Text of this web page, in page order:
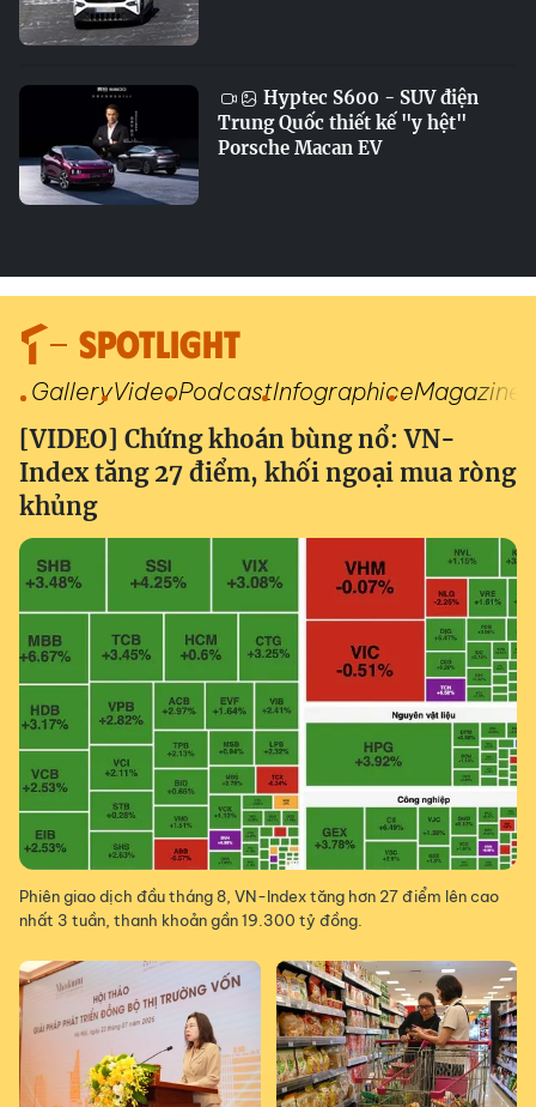
Hyptec S600 - SUV điện
Trung Quốc thiết kế "y hệt"
Porsche Macan EV
SPOTLIGHT
GalleryVideoPodcastInfographiceMagazine
[VIDEO] Chứng khoán bùng nổ: VN-
Index tăng 27 điểm, khối ngoại mua ròng
khủng
Phiên giao dịch đầu tháng 8, VN-Index tăng hơn 27 điểm lên cao
nhất 3 tuần, thanh khoản gần 19.300 tỷ đồng.